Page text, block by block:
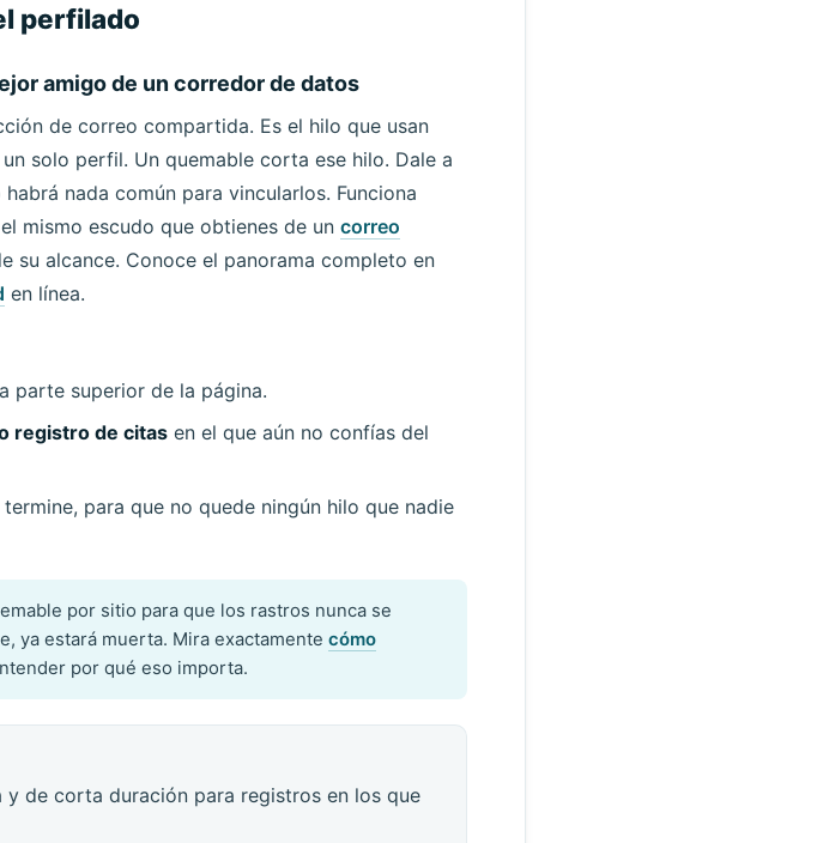
perfilado
amigo de un corredor de datos
de correo compartida. Es el hilo que usan
solo perfil. Un quemable corta ese hilo. Dale a
nada común para vincularlos. Funciona
mismo escudo que obtienes de un correo
su alcance. Conoce el panorama completo en
en línea.
parte superior de la página.
registro de citas en el que aún no confías del
para que no quede ningún hilo que nadie
por sitio para que los rastros nunca se
ya estará muerta. Mira exactamente cómo
por qué eso importa.
de corta duración para registros en los que